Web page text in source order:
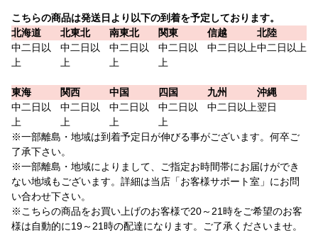
こちらの商品は発送日より以下の到着を予定しております。
北海道
北東北 南東北 関東 信越
北陸
中二日以
上
中二日以
上
中二日以
上
中二日以
上
中二日以上中二日以上
東海 関西 中国 四国 九州
沖縄
中二日以
上
中二日以
上
中二日以
上
中二日以
上
中二日以上翌日
※一部離島・地域は到着予定日が伸びる事がございます。何卒ご
了承下さい。
※一部離島・地域によりまして、ご指定お時間帯にお届けができ
ない地域もございます。詳細は当店「お客様サポート室」にお問
い合わせ下さい。
※こちらの商品をお買い上げのお客様で20～21時をご希望のお客
様は自動的に19～21時の配達になります。ご了承くださいませ。